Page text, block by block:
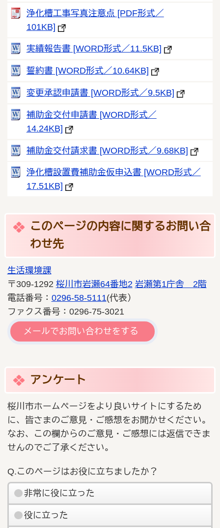
浄化槽工事写真注意点 [PDF形式／
101KB]
実績報告書 [WORD形式／11.5KB]
誓約書 [WORD形式／10.64KB]
変更承認申請書 [WORD形式／9.5KB]
補助金交付申請書 [WORD形式／
14.24KB]
補助金交付請求書 [WORD形式／9.68KB]
浄化槽設置費補助金仮申込書 [WORD形式／
17.51KB]
このページの内容に関するお問い合
わせ先
生活環境課
〒309-1292 桜川市岩瀬64番地2 岩瀬第1庁舎 2階
電話番号： 0296-58-5111(代表）
ファクス番号：0296-75-3021
メールでお問い合わせをする
アンケート
桜川市ホームページをより良いサイトにするため
に、皆さまのご意見・ご感想をお聞かせください。
なお、この欄からのご意見・ご感想には返信できま
せんのでご了承ください。
Q.このページはお役に立ちましたか？
非常に役に立った
役に立った